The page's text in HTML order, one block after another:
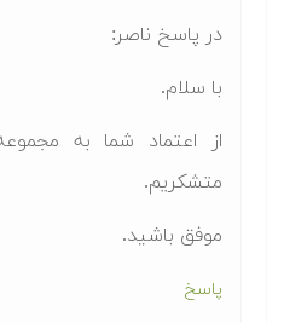
در پاسخ ناصر:
با سلام.
از اعتماد شما به
متشکریم.
موفق باشید.
پاسخ